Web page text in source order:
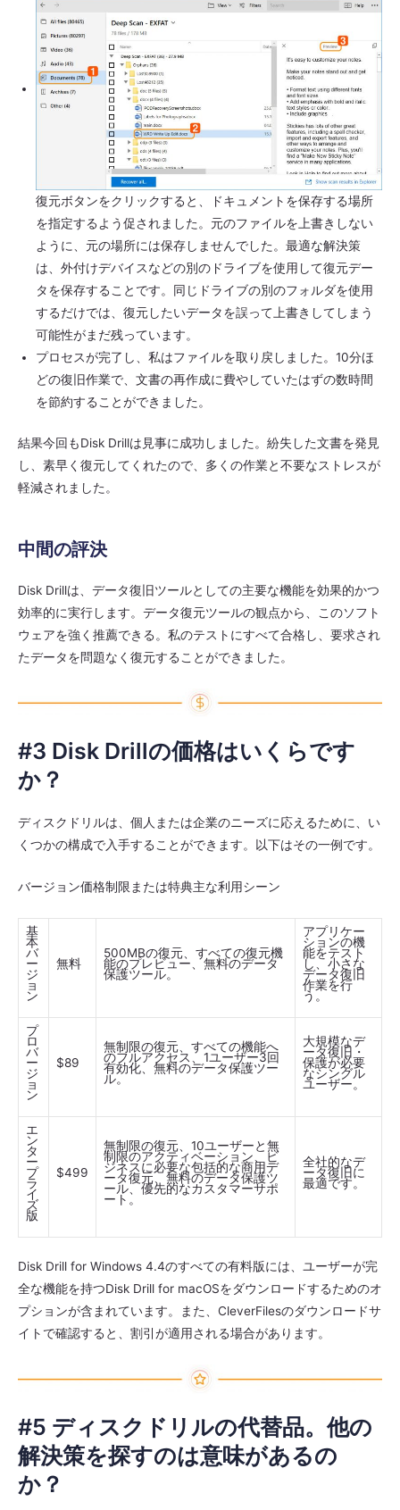
復元ボタンをクリックすると、ドキュメントを保存する場所
を指定するよう促されました。元のファイルを上書きしない
ように、元の場所には保存しませんでした。最適な解決策
は、外付けデバイスなどの別のドライブを使用して復元デー
タを保存することです。同じドライブの別のフォルダを使用
するだけでは、復元したいデータを誤って上書きしてしまう
可能性がまだ残っています。
プロセスが完了し、私はファイルを取り戻しました。10分ほ
どの復旧作業で、文書の再作成に費やしていたはずの数時間
を節約することができました。
結果今回もDisk Drillは見事に成功しました。紛失した文書を発見
し、素早く復元してくれたので、多くの作業と不要なストレスが
軽減されました。
中間の評決
Disk Drillは、データ復旧ツールとしての主要な機能を効果的かつ
効率的に実行します。データ復元ツールの観点から、このソフト
ウェアを強く推薦できる。私のテストにすべて合格し、要求され
たデータを問題なく復元することができました。
#3 Disk Drillの価格はいくらです
か？
ディスクドリルは、個人または企業のニーズに応えるために、い
くつかの構成で入手することができます。以下はその一例です。
バージョン価格制限または特典主な利用シーン
基
本
バ
ー
ジ
ョ
ン
無料
500MBの復元、すべての復元機
能のプレビュー、無料のデータ
保護ツール。
アプリケー
ションの機
能をテスト
し、小さな
データ復旧
作業を行
う。
プ
ロ
バ
ー
ジ
ョ
ン
$89
無制限の復元、すべての機能へ
のフルアクセス、1ユーザー3回
有効化、無料のデータ保護ツー
ル。
大規模なデ
ータ復旧・
保護が必要
なシングル
ユーザー。
エ
ン
タ
ー
プ
ラ
イ
ズ
版
$499
無制限の復元、10ユーザーと無
制限のアクティベーション、ビ
ジネスに必要な包括的な商用デ
ータ復元、無料のデータ保護ツ
ール、優先的なカスタマーサポ
ート。
全社的なデ
ータ復旧に
最適です。
Disk Drill for Windows 4.4のすべての有料版には、ユーザーが完
全な機能を持つDisk Drill for macOSをダウンロードするためのオ
プションが含まれています。また、CleverFilesのダウンロードサ
イトで確認すると、割引が適用される場合があります。
#5 ディスクドリルの代替品。他の
解決策を探すのは意味があるの
か？